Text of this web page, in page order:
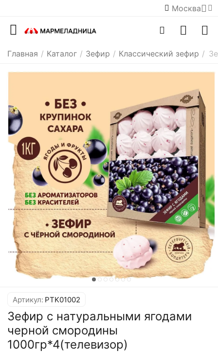
Москва
Главная / Каталог / Зефир / Классический зефир /
Артикул: PTK01002
Зефир с натуральными ягодами
черной смородины
1000гр*4(телевизор)